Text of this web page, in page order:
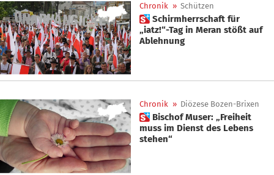
Chronik » Schützen
 Schirmherrschaft für
„iatz!“-Tag in Meran stößt auf
Ablehnung
Chronik » Diözese Bozen-Brixen
 Bischof Muser: „Freiheit
muss im Dienst des Lebens
stehen“